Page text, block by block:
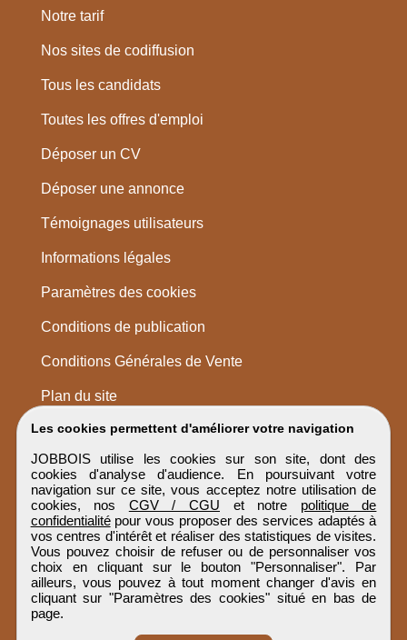
Les cookies permettent d'améliorer votre navigation
JOBBOIS utilise les cookies sur son site, dont des
cookies d'analyse d'audience. En poursuivant votre
navigation sur ce site, vous acceptez notre utilisation de
cookies, nos CGV / CGU et notre politique de
confidentialitépour vous proposer des services adaptés à
vos centres d'intérêt et réaliser des statistiques de visites.
Vous pouvez choisir de refuser ou de personnaliser vos
choix en cliquant sur le bouton "Personnaliser". Par
ailleurs, vous pouvez à tout moment changer d'avis en
cliquant sur "Paramètres des cookies" situé en bas de
page.
Notre tarif
Nos sites de codiffusion
Tous les candidats
Toutes les offres d'emploi
Déposer un CV
Déposer une annonce
Témoignages utilisateurs
Informations légales
Paramètres des cookies
Conditions de publication
Conditions Générales de Vente
Plan du site